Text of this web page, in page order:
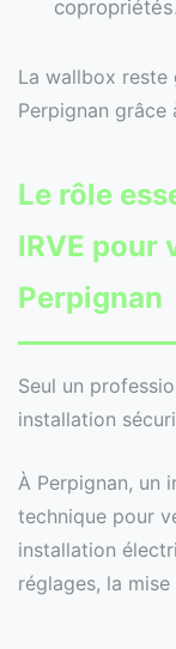
copropriétés.
La wallbox reste
Perpignan grâce
Le rôle
IRVE pour
Perpignan
Seul un
installation
À Perpignan, un
technique pour
installation
réglages, la